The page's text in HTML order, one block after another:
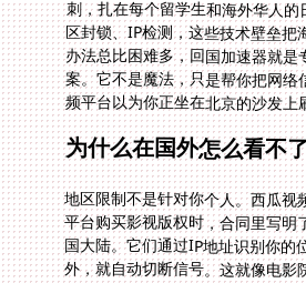
频平台以为你正坐在北京的沙发上
为什么在国外怎么看不
地区限制不是针对你个人。西瓜视
平台购买影视版权时，合同里写
国大陆。它们通过IP地址识别你的
外，就自动切断信号。这就像电影
厅，硬往B厅闯，机器当然会响。
即使买了海外版权，也会因为分销
打开《流浪地球2》，可能正片已
这种体验让人抓狂，尤其是当你
艺，或者听会儿网易云音乐发现歌
易云音乐受限，同样是版权方按地
权比影视更碎片化，一首周杰伦的
尔发，在大陆属于杰威尔，在海外